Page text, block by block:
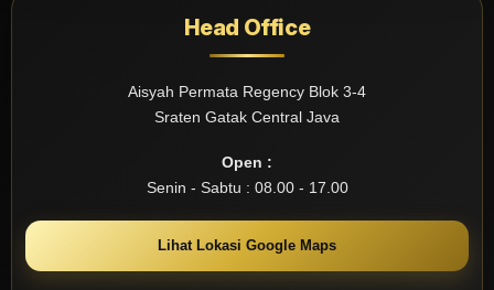
Head Office
Aisyah Permata Regency Blok 3-4
Sraten Gatak Central Java
Open :
Senin - Sabtu : 08.00 - 17.00
Lihat Lokasi Google Maps